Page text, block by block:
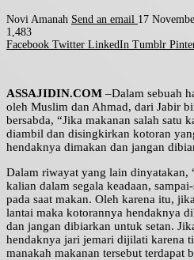
Novi Amanah Send an email 17
1,483
Facebook Twitter LinkedIn Tumblr
ASSAJIDIN.COM –Dalam sebuah
oleh Muslim dan Ahmad, dari Jabir
bersabda, “Jika makanan salah satu
diambil dan disingkirkan kotoran
hendaknya dimakan dan jangan
Dalam riwayat yang lain dinyatakan,
kalian dalam segala keadaan,
pada saat makan. Oleh karena itu,
lantai maka kotorannya hendaknya
dan jangan dibiarkan untuk setan.
hendaknya jari jemari dijilati karena
manakah makanan tersebut terdapat